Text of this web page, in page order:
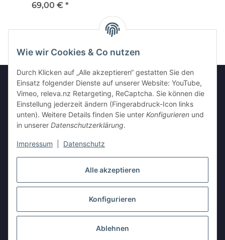
Alle akzeptieren
Konfigurieren
Ablehnen
Wie wir Cookies & Co nutzen
Durch Klicken auf „Alle akzeptieren“ gestatten Sie den
Einsatz folgender Dienste auf unserer Website: YouTube,
Vimeo, releva.nz Retargeting, ReCaptcha. Sie können die
Einstellung jederzeit ändern (Fingerabdruck-Icon links
unten). Weitere Details finden Sie unter Konfigurieren und
in unserer Datenschutzerklärung.
Impressum Datenschutz
69,00 € *
Informationen
Gesetzliche Informationen
Vertrag widerrufen
* Alle Preise inkl. gesetzlicher USt., zzgl.Versand